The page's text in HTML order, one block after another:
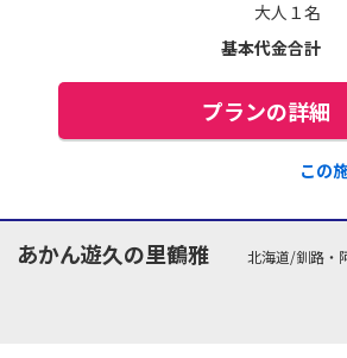
大人１名
基本代金合計
プランの詳細
この
あかん遊久の里鶴雅
北海道/釧路・